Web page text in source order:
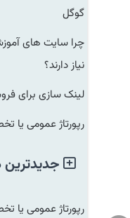
گوگل
چرا سایت های
نیاز دارند؟
لینک سازی برای
رپورتاژ عمومی یا
جدیدترین
رپورتاژ عمومی یا